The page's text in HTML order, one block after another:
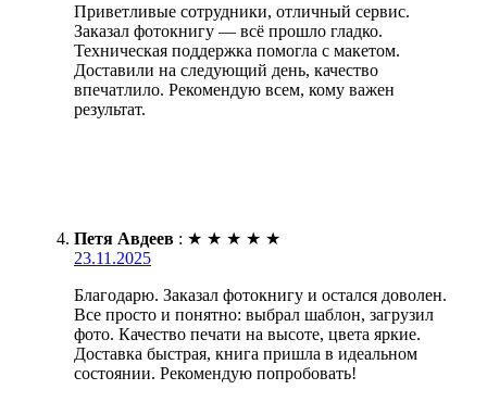
Приветливые сотрудники, отличный сервис.
Заказал фотокнигу — всё прошло гладко.
Техническая поддержка помогла с макетом.
Доставили на следующий день, качество
впечатлило. Рекомендую всем, кому важен
результат.
Петя Авдеев : ★ ★ ★ ★ ★
23.11.2025
Благодарю. Заказал фотокнигу и остался доволен.
Все просто и понятно: выбрал шаблон, загрузил
фото. Качество печати на высоте, цвета яркие.
Доставка быстрая, книга пришла в идеальном
состоянии. Рекомендую попробовать!